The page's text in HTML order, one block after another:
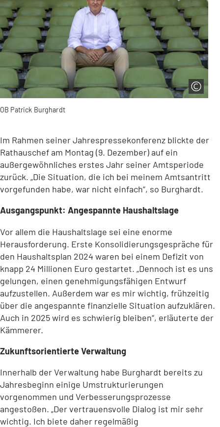
OB Patrick Burghardt
Im Rahmen seiner Jahrespressekonferenz blickte der
Rathauschef am Montag (9. Dezember) auf ein
außergewöhnliches erstes Jahr seiner Amtsperiode
zurück. „Die Situation, die ich bei meinem Amtsantritt
vorgefunden habe, war nicht einfach“, so Burghardt.
Ausgangspunkt: Angespannte Haushaltslage
Vor allem die Haushaltslage sei eine enorme
Herausforderung. Erste Konsolidierungsgespräche für
den Haushaltsplan 2024 waren bei einem Defizit von
knapp 24 Millionen Euro gestartet. „Dennoch ist es uns
gelungen, einen genehmigungsfähigen Entwurf
aufzustellen. Außerdem war es mir wichtig, frühzeitig
über die angespannte finanzielle Situation aufzuklären.
Auch in 2025 wird es schwierig bleiben“, erläuterte der
Kämmerer.
Zukunftsorientierte Verwaltung
Innerhalb der Verwaltung habe Burghardt bereits zu
Jahresbeginn einige Umstrukturierungen
vorgenommen und Verbesserungsprozesse
angestoßen. „Der vertrauensvolle Dialog ist mir sehr
wichtig. Ich biete daher regelmäßig